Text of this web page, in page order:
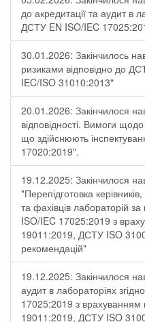
до акредитації та аудит в
ДСТУ EN ISO/IEC
30.01.2026: Закінчилось
ризиками відповідно до
IEC/ISO 31010:2013"
20.01.2026: Закінчилося
відповідності. Вимоги щодо
що здійснюють
17020:2019".
19.12.2025: Закінчилося
"Перепідготовка
та фахівців лабораторій
ISO/IEC 17025:2019 з
19011:2019, ДСТУ ISO
рекомендацій"
19.12.2025: Закінчилося
аудит в лабораторіях
17025:2019 з
19011:2019, ДСТУ ISO